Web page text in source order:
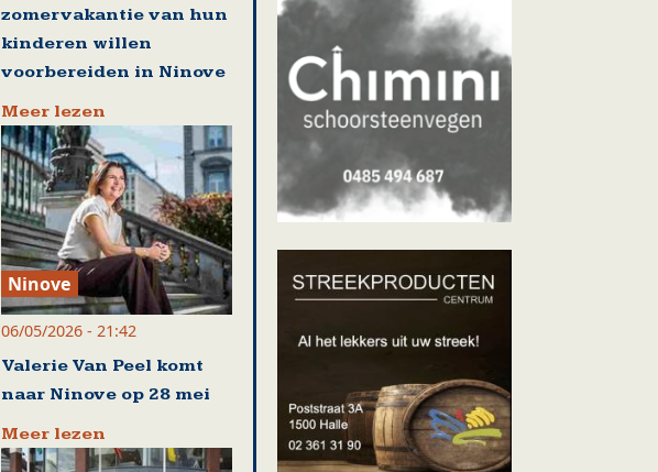
zomervakantie van hun
kinderen willen
voorbereiden in Ninove
Meer lezen
Ninove
06/05/2026 - 21:42
Valerie Van Peel komt
naar Ninove op 28 mei
Meer lezen